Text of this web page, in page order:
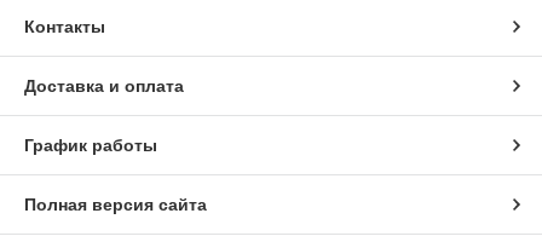
Контакты
Доставка и оплата
График работы
Полная версия сайта